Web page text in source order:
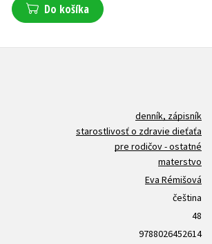
Do košíka
denník, zápisník
starostlivosť o zdravie dieťaťa
pre rodičov - ostatné
materstvo
Eva Rémišová
čeština
48
9788026452614